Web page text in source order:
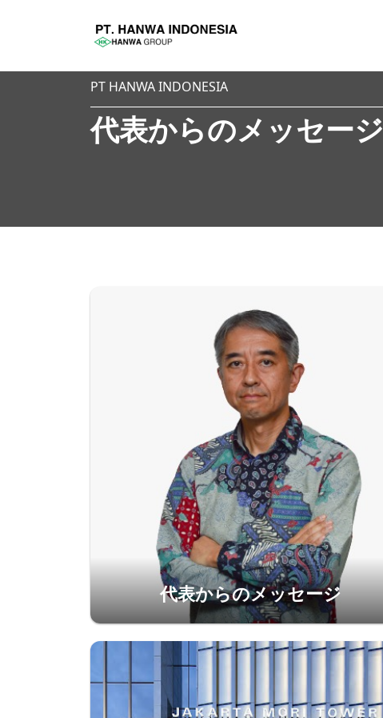
PT HANWA INDONESIA
代表からのメッセージ
代表からのメッセージ